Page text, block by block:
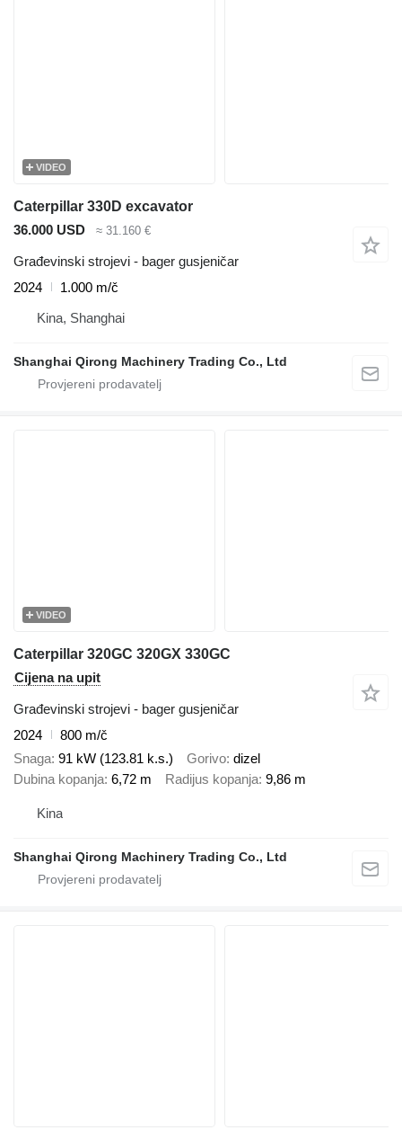
VIDEO
Caterpillar 330D excavator
36.000 USD
≈ 31.160 €
Građevinski strojevi - bager gusjeničar
2024
1.000 m/č
Kina, Shanghai
Shanghai Qirong Machinery Trading Co., Ltd
VIDEO
Caterpillar 320GC 320GX 330GC
Cijena na upit
Građevinski strojevi - bager gusjeničar
2024
800 m/č
Snaga 91 kW (123.81 k.s.) Gorivo dizel
Dubina kopanja 6,72 m Radijus kopanja 9,86 m
Kina
Shanghai Qirong Machinery Trading Co., Ltd